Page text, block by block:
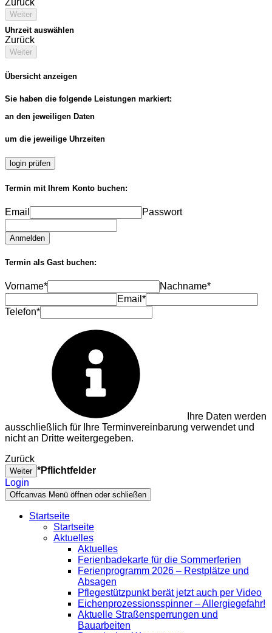
Weiter
Uhrzeit auswählen
Zurück
Weiter
Übersicht anzeigen
Sie haben die folgende Leistungen markiert:
an den jeweiligen Daten
um die jeweilige Uhrzeiten
login prüfen
Termin mit Ihrem Konto buchen:
Email Passwort
Anmelden
Termin als Gast buchen:
Vorname*
Nachname*
Email*
Telefon*
Ihre Daten werden
ausschließlich für Ihre Terminvereinbarung verwendet und
nicht an Dritte weitergegeben.
Zurück
Weiter *Pflichtfelder
Login
Offcanvas Menü öffnen oder schließen
Startseite
Startseite
Aktuelles
Aktuelles
Ferienbadekarte für die Sommerferien
Ferienprogramm 2026 – Restplätze und
Absagen
Pflegestützpunkt berät jetzt auch per Video
Eichenprozessionsspinner – Allergiegefahr!
Aktuelle Straßensperrungen und
Bauarbeiten